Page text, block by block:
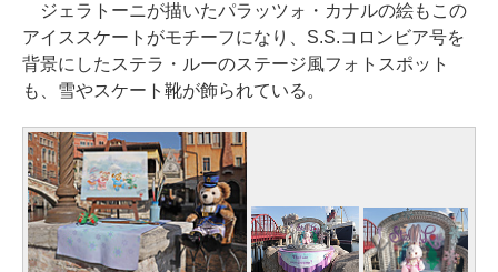
ジェラトーニが描いたパラッツォ・カナルの絵もこの
アイススケートがモチーフになり、S.S.コロンビア号を
背景にしたステラ・ルーのステージ風フォトスポット
も、雪やスケート靴が飾られている。